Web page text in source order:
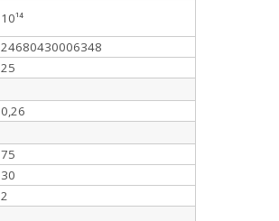
10¹⁴
24680430006348
25
0,26
75
30
2